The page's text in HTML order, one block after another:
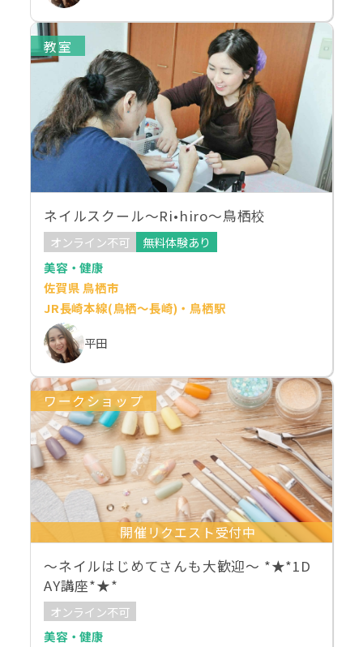
教室
ネイルスクール～Ri•hiro～鳥栖校
オンライン不可
無料体験あり
美容・健康
佐賀県 鳥栖市
JR長崎本線(鳥栖～長崎)・鳥栖駅
平田
ワークショップ
開催リクエスト受付中
～ネイルはじめてさんも大歓迎～ *★*1D
AY講座*★*
オンライン不可
美容・健康